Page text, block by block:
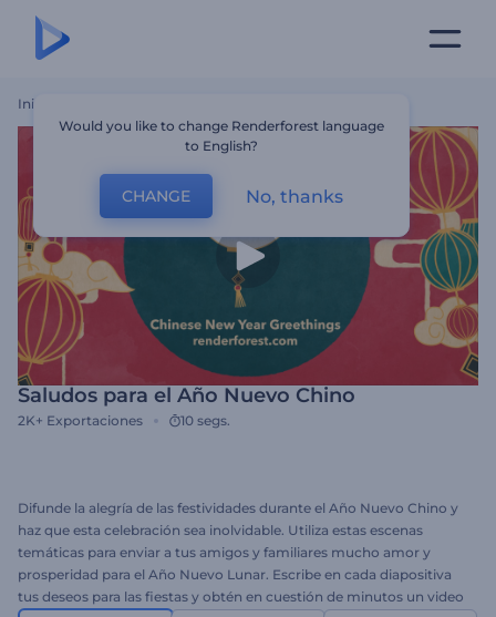
Inicio
Saludos para el Año Nuevo Chino
2K+ Exportaciones 10 segs.
Difunde la alegría de las festividades durante el Año Nuevo Chino y
haz que esta celebración sea inolvidable. Utiliza estas escenas
temáticas para enviar a tus amigos y familiares mucho amor y
prosperidad para el Año Nuevo Lunar. Escribe en cada diapositiva
tus deseos para las fiestas y obtén en cuestión de minutos un video
Would you like to change Renderforest language
to English?
CHANGE No, thanks